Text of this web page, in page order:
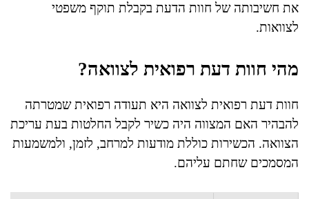
את חשיבותה של חוות הדעת בקבלת תוקף משפטי
לצוואות.
מהי חוות דעת רפואית לצוואה?
חוות דעת רפואית לצוואה היא תעודה רפואית שמטרתה
להבהיר האם המצווה היה כשיר לקבל החלטות בעת עריכת
הצוואה. הכשירות כוללת מודעות למרחב, לזמן, ולמשמעות
המסמכים שחתם עליהם.